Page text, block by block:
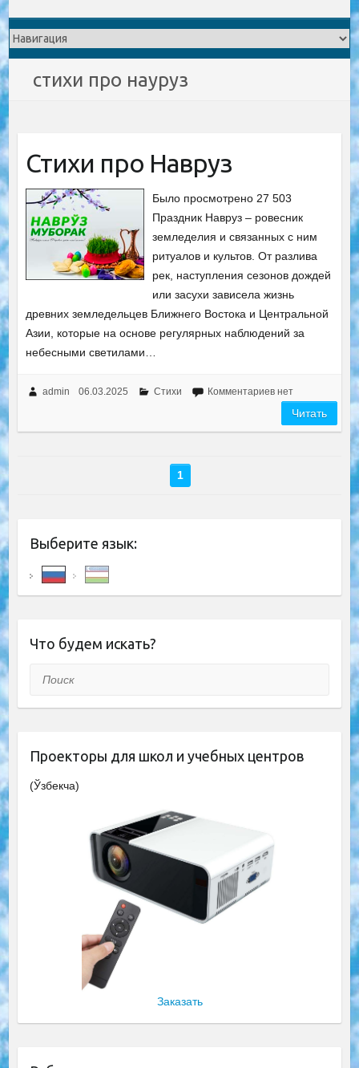
стихи про науруз
Стихи про Навруз
Было просмотрено 27 503
Праздник Навруз – ровесник
земледелия и связанных с ним
ритуалов и культов. От разлива
рек, наступления сезонов дождей
или засухи зависела жизнь
древних земледельцев Ближнего Востока и Центральной
Азии, которые на основе регулярных наблюдений за
небесными светилами…
admin 06.03.2025 Стихи Комментариев нет
Читать
1
Выберите язык:
Что будем искать?
Поиск
Проекторы для школ и учебных центров
(Ўзбекча)
Заказать